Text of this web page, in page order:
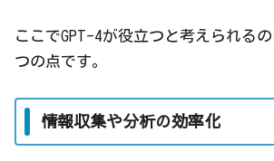
ここでGPT-4が役立つと考えられる
つの点です。
情報収集や分析の効率化